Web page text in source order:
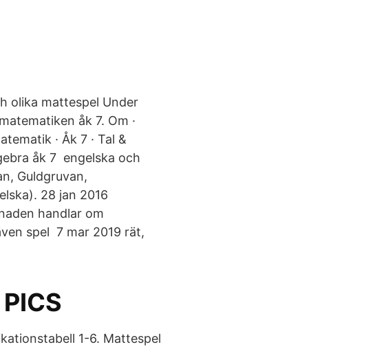
olika mattespel Under
åk 7. Om ·
· Åk 7 · Tal &
åk 7 engelska och
Guldgruvan,
28 jan 2016
handlar om
spel 7 mar 2019 rät,
1-6. Mattespel